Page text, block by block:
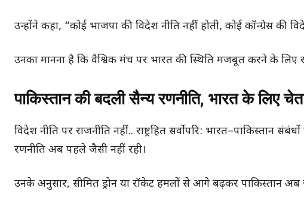
उन्होंने कहा, “कोई भाजपा की विदेश नीति नहीं होती, कोई कॉन्ग्रेस की
उनका मानना है कि वैश्विक मंच पर भारत की स्थिति मजबूत करने के लिए
पाकिस्तान की बदली सैन्य रणनीति, भारत के लिए
विदेश नीति पर राजनीति नहीं.. राष्ट्रहित सर्वोपरि:
रणनीति अब पहले जैसी नहीं रही।
उनके अनुसार, सीमित ड्रोन या रॉकेट हमलों से आगे बढ़कर पाकिस्तान